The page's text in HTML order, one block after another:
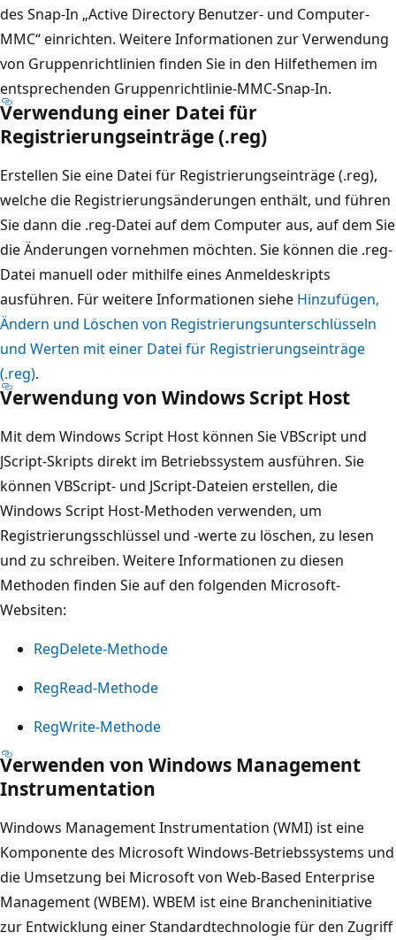
des Snap-In „Active Directory Benutzer- und Computer-
MMC“ einrichten. Weitere Informationen zur Verwendung
von Gruppenrichtlinien finden Sie in den Hilfethemen im
entsprechenden Gruppenrichtlinie-MMC-Snap-In.
Verwendung einer Datei für
Registrierungseinträge (.reg)
Erstellen Sie eine Datei für Registrierungseinträge (.reg),
welche die Registrierungsänderungen enthält, und führen
Sie dann die .reg-Datei auf dem Computer aus, auf dem Sie
die Änderungen vornehmen möchten. Sie können die .reg-
Datei manuell oder mithilfe eines Anmeldeskripts
ausführen. Für weitere Informationen siehe Hinzufügen,
Ändern und Löschen von Registrierungsunterschlüsseln
und Werten mit einer Datei für Registrierungseinträge
(.reg).
Verwendung von Windows Script Host
Mit dem Windows Script Host können Sie VBScript und
JScript-Skripts direkt im Betriebssystem ausführen. Sie
können VBScript- und JScript-Dateien erstellen, die
Windows Script Host-Methoden verwenden, um
Registrierungsschlüssel und -werte zu löschen, zu lesen
und zu schreiben. Weitere Informationen zu diesen
Methoden finden Sie auf den folgenden Microsoft-
Websiten:
RegDelete-Methode
RegRead-Methode
RegWrite-Methode
Verwenden von Windows Management
Instrumentation
Windows Management Instrumentation (WMI) ist eine
Komponente des Microsoft Windows-Betriebssystems und
die Umsetzung bei Microsoft von Web-Based Enterprise
Management (WBEM). WBEM ist eine Brancheninitiative
zur Entwicklung einer Standardtechnologie für den Zugriff